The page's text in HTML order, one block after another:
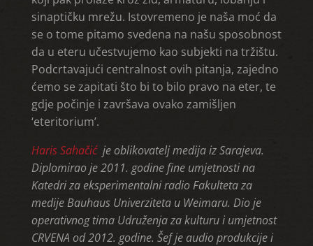
sinaptičku mrežu. Istovremeno je naša moć da
se o tome pitamo svedena na našu sposobnost
da u eteru učestvujemo kao subjekti na tržištu.
Podcrtavajući centralnost ovih pitanja, zajedno
ćemo se zapitati što bi to bilo pravo na eter, te
gdje počinje i završava ovako zamišljen
‘eteritorium’.
Haris Sahačićje oblikovatelj medija iz Sarajeva.
Diplomirao je 2011. godine fine umjetnosti na
Katedri za eksperimentalni radio Fakulteta za
medije Bauhaus Univerziteta u Weimaru. Dio je
operativnog tima Udruženja za kulturu i umjetnost
CRVENA od 2012. godine. Šef je audio produkcije i